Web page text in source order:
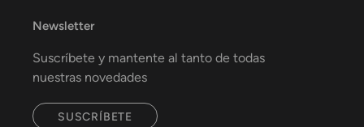
Newsletter
Suscríbete y mantente al tanto de todas
nuestras novedades
SUSCRÍBETE